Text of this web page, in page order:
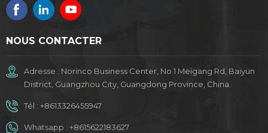
NOUS CONTACTER
Adresse : Norinco Business Center, No.1 Meigang Rd, Baiyun
District, Guangzhou City, Guangdong Province, China.
Tél : +8613326455947
Whatsapp : +8615622183627